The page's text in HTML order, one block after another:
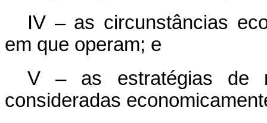
IV – as circunstâncias
em que operam; e
V – as estratégias de
consideradas